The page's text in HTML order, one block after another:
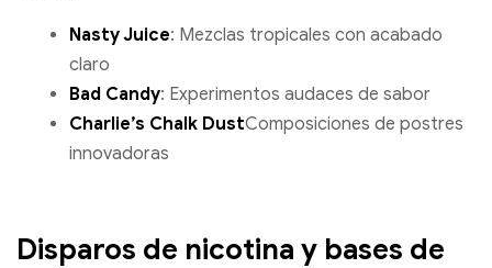
Nasty Juice: Mezclas tropicales con acabado
claro
Bad Candy: Experimentos audaces de sabor
Charlie’s Chalk DustComposiciones de postres
innovadoras
Disparos de nicotina y bases de